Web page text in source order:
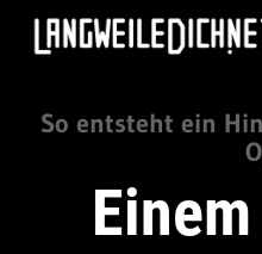
So entsteht ein